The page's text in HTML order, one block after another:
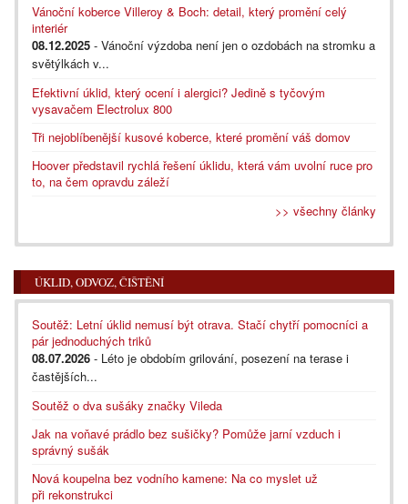
Vánoční koberce Villeroy & Boch: detail, který promění celý
interiér
08.12.2025 - Vánoční výzdoba není jen o ozdobách na stromku a
světýlkách v...
Efektivní úklid, který ocení i alergici? Jedině s tyčovým
vysavačem Electrolux 800
Tři nejoblíbenější kusové koberce, které promění váš domov
Hoover představil rychlá řešení úklidu, která vám uvolní ruce pro
to, na čem opravdu záleží
>> všechny články
ÚKLID, ODVOZ, ČIŠTĚNÍ
Soutěž: Letní úklid nemusí být otrava. Stačí chytří pomocníci a
pár jednoduchých triků
08.07.2026 - Léto je obdobím grilování, posezení na terase i
častějších...
Soutěž o dva sušáky značky Vileda
Jak na voňavé prádlo bez sušičky? Pomůže jarní vzduch i
správný sušák
Nová koupelna bez vodního kamene: Na co myslet už
při rekonstrukci